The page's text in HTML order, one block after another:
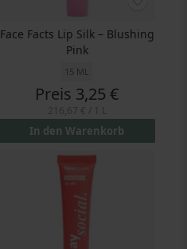
Face Facts Lip Silk – Blushing
Pink
15 ML
Preis 3,25 €
In den Warenkorb